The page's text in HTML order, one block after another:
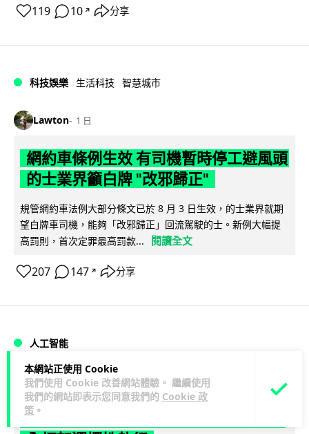
本網站正使用 Cookie
我們使用 Cookie 改善網站體驗。 繼續使用
我們的網站即表示您同意我們的 Cookie 政
策 。
119 10 ↗ 分享
科技娛樂 生活科技 智慧城市
Lawton 1 日
網約車條例生效 有司機暫時停工避風頭
的士業界籲白牌 "改邪歸正"
規管網約車法例大部分條文已於 8 月 3 日生效，的士業界就期
望白牌車司機，能夠「改邪歸正」回流駕駛的士。新例大幅提
高罰則，首次定罪最高罰款...
閱讀全文
207 147 ↗ 分享
人工智能
Lawton 1 日
白宮拒測中國開放 AI 模型 業界質疑安